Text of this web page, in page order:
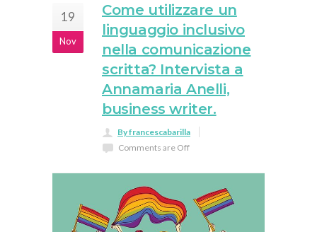
19
Nov
Come utilizzare un
linguaggio inclusivo
nella comunicazione
scritta? Intervista a
Annamaria Anelli,
business writer.
By francescabarilla
Comments are Off